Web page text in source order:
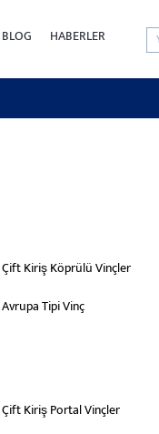
BLOG HABERLER
Çift Kiriş Köprülü Vinçler
Avrupa Tipi Vinç
Çift Kiriş Portal Vinçler